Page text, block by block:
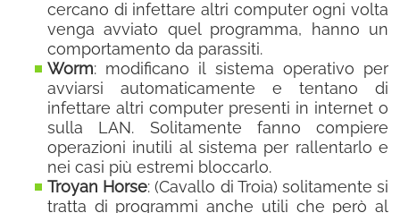
cercano di infettare altri computer ogni volta
venga avviato quel programma, hanno un
comportamento da parassiti.
Worm: modificano il sistema operativo per
avviarsi automaticamente e tentano di
infettare altri computer presenti in internet o
sulla LAN. Solitamente fanno compiere
operazioni inutili al sistema per rallentarlo e
nei casi più estremi bloccarlo.
Troyan Horse: (Cavallo di Troia) solitamente si
tratta di programmi anche utili che però al